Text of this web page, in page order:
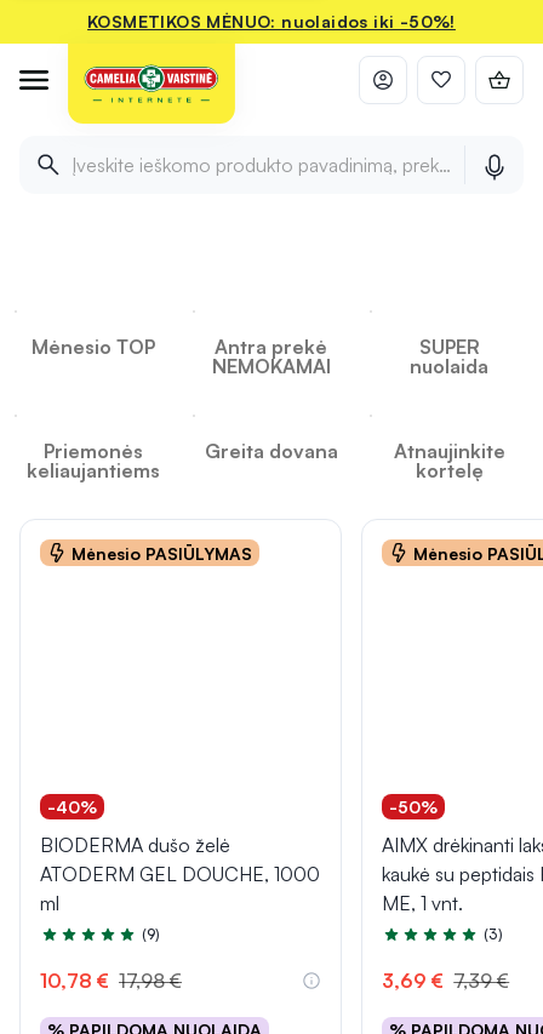
KOSMETIKOS MĖNUO: nuolaidos iki -50%!
Įveskite ieškomo produkto pavadinimą, prekės ženklą ir
Mėnesio TOP
Antra prekė
NEMOKAMAI
SUPER
nuolaida
Priemonės
keliaujantiems
Greita dovana
Atnaujinkite
kortelę
Mėnesio PASIŪLYMAS
-40%
BIODERMA dušo želė
ATODERM GEL DOUCHE, 1000
ml
Įvertinimas 4.8 iš 5
(9)
10,78 € 17,98 €
Mėnesio
-50%
AIMX drėkinanti
kaukė su peptidais
ME, 1 vnt.
Įvertinimas 5.0 iš 5
(3)
3,69 € 7,39 €